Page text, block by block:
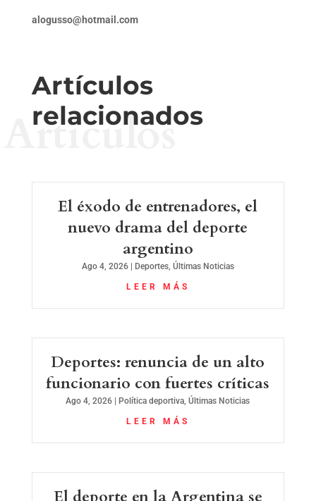
alogusso@hotmail.com
Artículos
relacionados
Artículos
El éxodo de entrenadores, el
nuevo drama del deporte
argentino
Ago 4, 2026| Deportes, Últimas Noticias
LEER MÁS
Deportes: renuncia de un alto
funcionario con fuertes críticas
Ago 4, 2026 Política deportiva,Últimas Noticias
LEER MÁS